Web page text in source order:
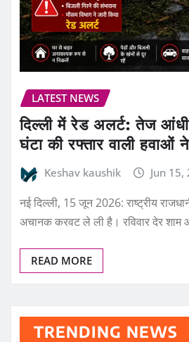
LATEST NEWS
दिल्ली में रेड अलर्ट: तेज
घंटा की रफ्तार वाली हवाओं
Keshav kaushik Jun 15,
नई दिल्ली, 15 जून 2026: राष्ट्रीय
अचानक करवट ले ली है। रविवार देर
READ MORE
TRENDING NEWS